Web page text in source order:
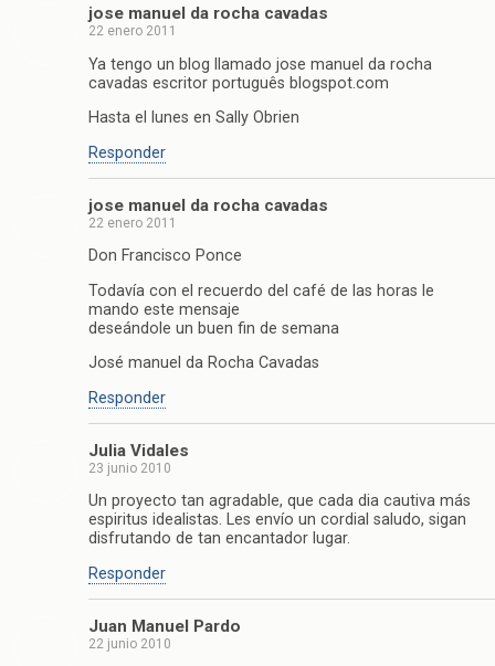
jose manuel da rocha cavadas
22 enero 2011
Ya tengo un blog llamado jose manuel da rocha
cavadas escritor português blogspot.com
Hasta el lunes en Sally Obrien
Responder
jose manuel da rocha cavadas
22 enero 2011
Don Francisco Ponce
Todavía con el recuerdo del café de las horas le
mando este mensaje
deseándole un buen fin de semana
José manuel da Rocha Cavadas
Responder
Julia Vidales
23 junio 2010
Un proyecto tan agradable, que cada dia cautiva más
espiritus idealistas. Les envío un cordial saludo, sigan
disfrutando de tan encantador lugar.
Responder
Juan Manuel Pardo
22 junio 2010